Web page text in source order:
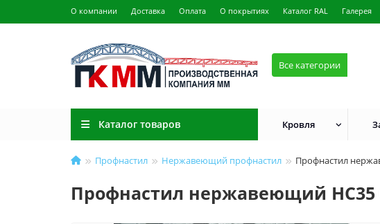
О компании Доставка Оплата О покрытиях Каталог RAL Галерея
Все категории
Каталог товаров Кровля
Профнастил Нержавеющий профнастил Профнастил
Профнастил нержавеющий НС35